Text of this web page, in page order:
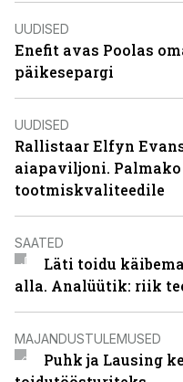
UUDISED
Enefit avas Poolas
päikesepargi
UUDISED
Rallistaar Elfyn
aiapaviljoni. Palmako
tootmiskvaliteedile
SAATED
Läti toidu
alla. Analüütik: riik
MAJANDUSTULEMUSED
Puhk ja Lausing